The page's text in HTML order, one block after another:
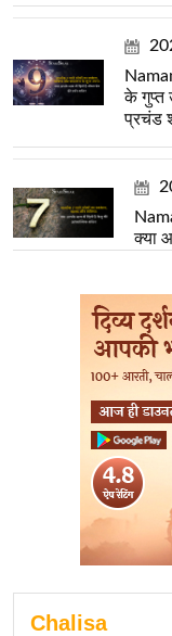
के गुप्त
प्रचंड
क्या
Chalisa